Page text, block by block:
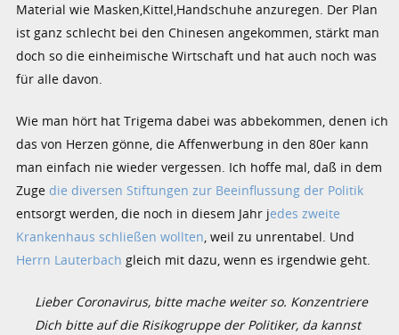
Material wie Masken,Kittel,Handschuhe anzuregen. Der Plan
ist ganz schlecht bei den Chinesen angekommen, stärkt man
doch so die einheimische Wirtschaft und hat auch noch was
für alle davon.
Wie man hört hat Trigema dabei was abbekommen, denen ich
das von Herzen gönne, die Affenwerbung in den 80er kann
man einfach nie wieder vergessen. Ich hoffe mal, daß in dem
Zuge die diversen Stiftungen zur Beeinflussung der Politik
entsorgt werden, die noch in diesem Jahr jedes zweite
Krankenhaus schließen wollten, weil zu unrentabel. Und
Herrn Lauterbach gleich mit dazu, wenn es irgendwie geht.
Lieber Coronavirus, bitte mache weiter so. Konzentriere
Dich bitte auf die Risikogruppe der Politiker, da kannst